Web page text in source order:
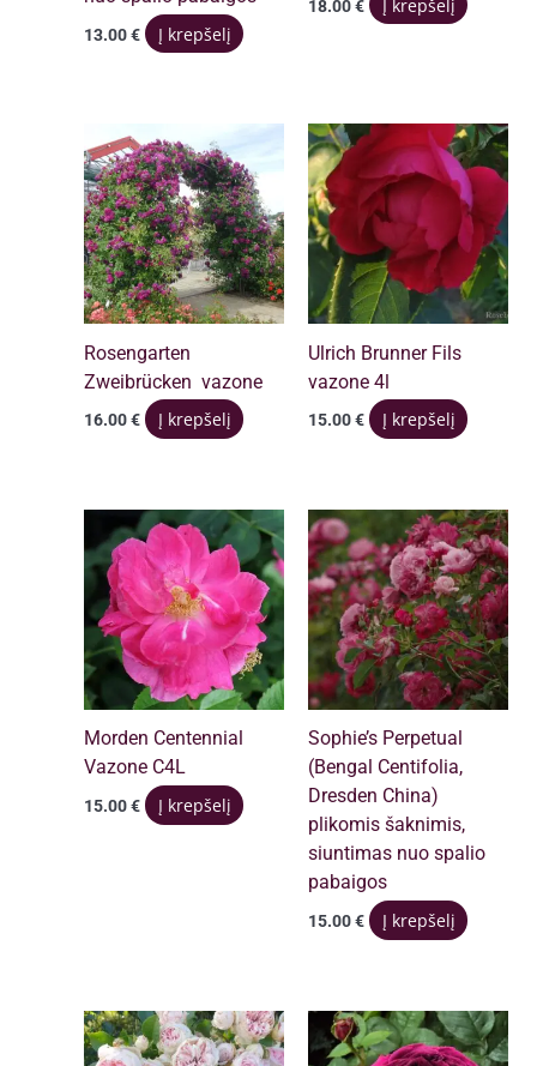
13.00€ Į krepšelį
18.00€ Į krepšelį
Rosengarten
Zweibrücken vazone
16.00€ Į krepšelį
Ulrich Brunner Fils
vazone 4l
15.00€ Į krepšelį
Morden Centennial
Vazone C4L
15.00€ Į krepšelį
Sophie’s Perpetual
(Bengal Centifolia,
Dresden China)
plikomis šaknimis,
siuntimas nuo spalio
pabaigos
15.00€ Į krepšelį